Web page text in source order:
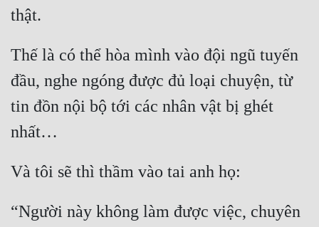
Trinh Thám
Triều Đấu
Trùng Sinh
Trọng Sinh
Tu Chân
Tu Tiên
Vô Địch
thật.
Thế là có thể hòa mình vào đội ngũ tuyến
đầu, nghe ngóng được đủ loại chuyện, từ
tin đồn nội bộ tới các nhân vật bị ghét
nhất…
Và tôi sẽ thì thầm vào tai anh họ:
“Người này không làm được việc, chuyên